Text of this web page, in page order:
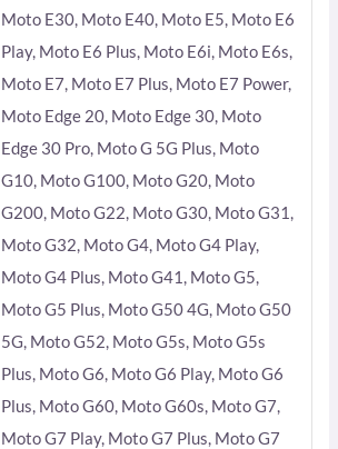
Moto E30, Moto E40, Moto E5, Moto E6
Play, Moto E6 Plus, Moto E6i, Moto E6s,
Moto E7, Moto E7 Plus, Moto E7 Power,
Moto Edge 20, Moto Edge 30, Moto
Edge 30 Pro, Moto G 5G Plus, Moto
G10, Moto G100, Moto G20, Moto
G200, Moto G22, Moto G30, Moto G31,
Moto G32, Moto G4, Moto G4 Play,
Moto G4 Plus, Moto G41, Moto G5,
Moto G5 Plus, Moto G50 4G, Moto G50
5G, Moto G52, Moto G5s, Moto G5s
Plus, Moto G6, Moto G6 Play, Moto G6
Plus, Moto G60, Moto G60s, Moto G7,
Moto G7 Play, Moto G7 Plus, Moto G7